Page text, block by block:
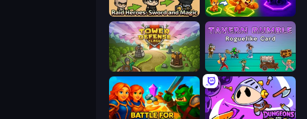
Raid Heroes: Sword and Magic Merge Team Tactics
Tower Defense Clash Tavern Rumble: Roguelike Card